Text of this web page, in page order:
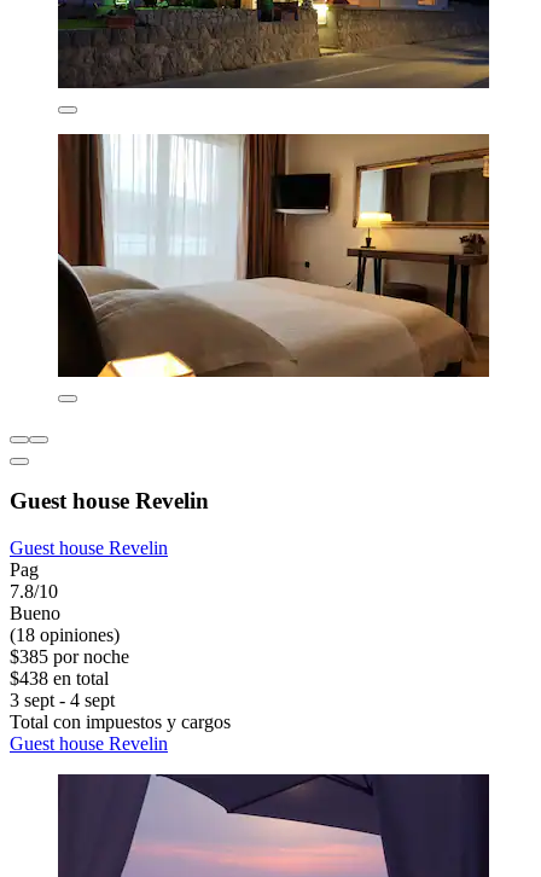
Guest house Revelin
Guest house Revelin
Pag
7.8/10
Bueno
(18 opiniones)
$385 por noche
$438 en total
3 sept - 4 sept
Total con impuestos y cargos
Guest house Revelin